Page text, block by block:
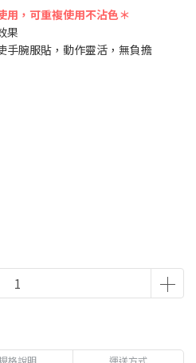
用，可重複使用不沾色＊
果
手腕服貼，動作靈活，無負擔